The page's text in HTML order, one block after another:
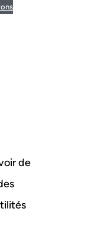
de